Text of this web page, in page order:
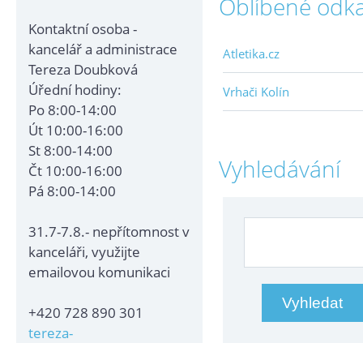
Kontaktní osoba -
kancelář a administrace
Tereza Doubková
Úřední hodiny:
Po 8:00-14:00
Út 10:00-16:00
St 8:00-14:00
Čt 10:00-16:00
Pá 8:00-14:00
31.7-7.8.- nepřítomnost v
kanceláři, využijte
emailovou komunikaci
+420 728 890 301
tereza-
Oblíbené
Atletika.cz
Vrhači Kolín
Vyhledávání